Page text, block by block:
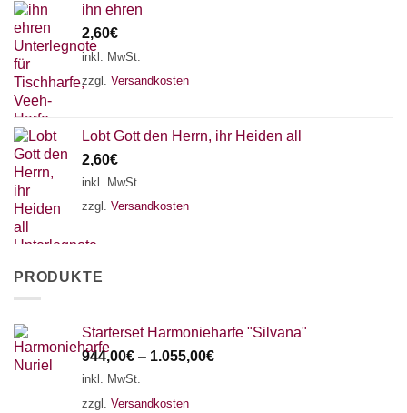
ihn ehren
2,60€
inkl. MwSt.
zzgl. Versandkosten
Lobt Gott den Herrn, ihr Heiden all
2,60€
inkl. MwSt.
zzgl. Versandkosten
PRODUKTE
Starterset Harmonieharfe "Silvana"
944,00€ – 1.055,00€
inkl. MwSt.
zzgl. Versandkosten